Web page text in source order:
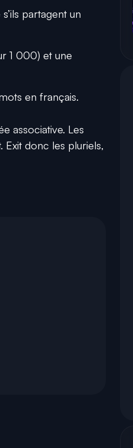
partagent un
1 000) et une
en français.
associative. Les
donc les pluriels,